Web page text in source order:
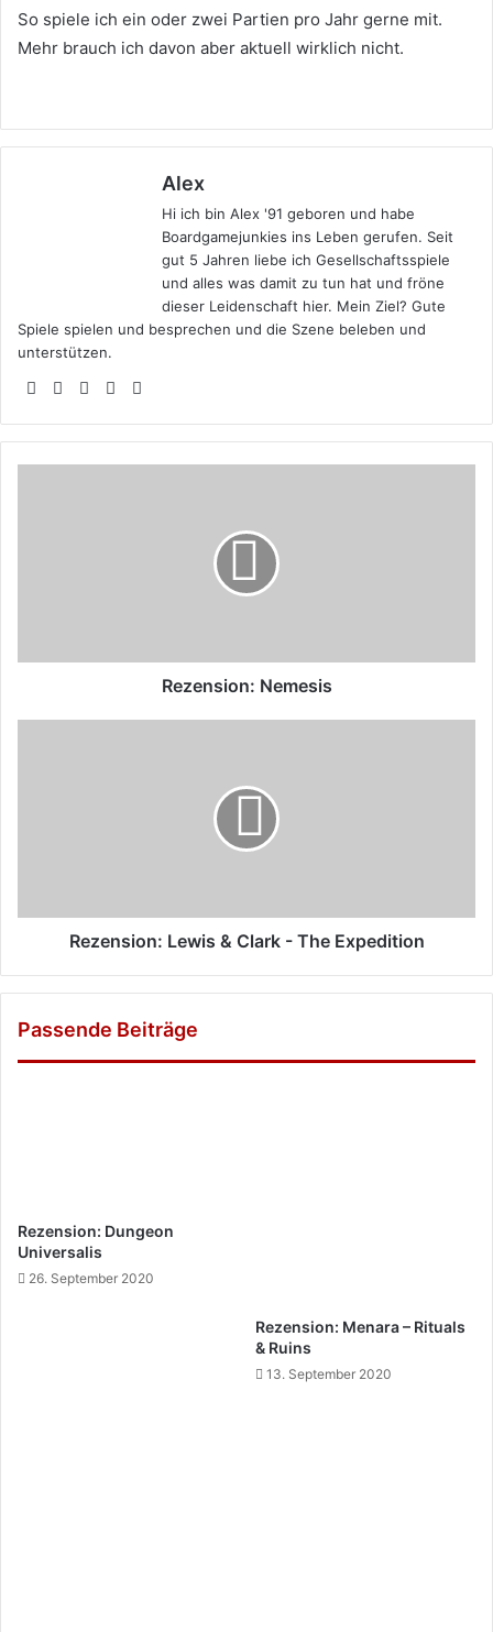
So spiele ich ein oder zwei Partien pro Jahr gerne mit.
Mehr brauch ich davon aber aktuell wirklich nicht.
Alex
Hi ich bin Alex '91 geboren und habe
Boardgamejunkies ins Leben gerufen. Seit
gut 5 Jahren liebe ich Gesellschaftsspiele
und alles was damit zu tun hat und fröne
dieser Leidenschaft hier. Mein Ziel? Gute
Spiele spielen und besprechen und die Szene beleben und
unterstützen.
Webseite
Facebook
X YouTube
Rezension: Nemesis
Rezension: Lewis & Clark - The Expedition
Passende Beiträge
Rezension: Dungeon
Universalis
26. September 2020
Rezension: Menara – Rituals
& Ruins
13. September 2020